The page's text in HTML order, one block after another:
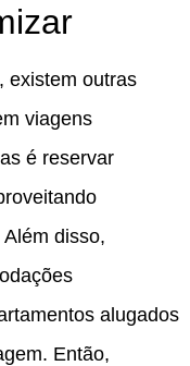
existem outras
viagens
é reservar
disso,
alugados
Então,